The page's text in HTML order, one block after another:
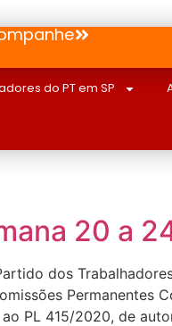
do PT em SP
20 a
dos
Permanentes
PL 415/2020, de